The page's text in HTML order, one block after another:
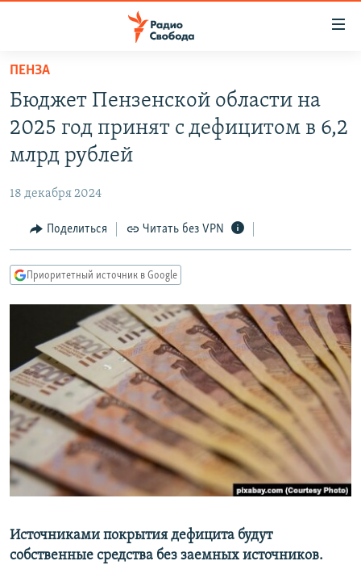
упрощенного
доступа
Вернуться
основному
Вернутся
Вернутся
ПОДКАСТЫ
АВТОРСКИЕ ПРОЕКТЫ
МНЕНИЯ
КУЛЬТУРА
КАВКАЗ.РЕАЛИИ
СЕВЕР.РЕАЛИИ
СИБИРЬ.РЕАЛИИ
РАСПИСАНИЕ ВЕЩАНИЯ
ПОДПИШИТЕСЬ НА РАССЫЛКУ
СОЦИАЛЬНЫЕ СЕТИ
Все сайты РСЕ/РС
ПЕНЗА
Бюджет Пензенской области на
2025 год принят с дефицитом в 6,2
млрд рублей
18 декабря 2024
Поделиться Читать без VPN
Приоритетный источник в Google
Источниками покрытия дефицита будут
собственные средства без заемных источников.